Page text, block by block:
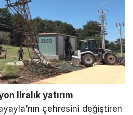
liralık yatırım
çehresini değiştiren